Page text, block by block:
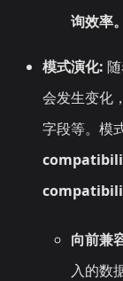
询效率。
模式演化:
会发生变化
字段等。模
向前兼
入的数